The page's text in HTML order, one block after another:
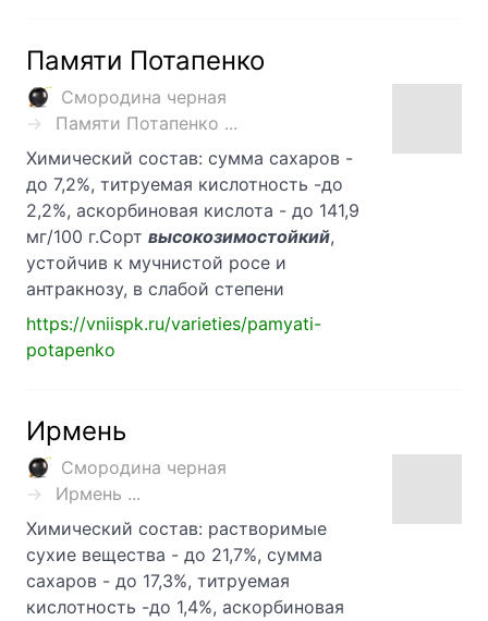
Памяти Потапенко
Смородина черная
Памяти Потапенко ...
Химический состав: сумма сахаров -
до 7,2%, титруемая кислотность -до
2,2%, аскорбиновая кислота - до 141,9
мг/100 г.Сорт высокозимостойкий,
устойчив к мучнистой росе и
антракнозу, в слабой степени
https://vniispk.ru/varieties/pamyati-
potapenko
Ирмень
Смородина черная
Ирмень ...
Химический состав: растворимые
сухие вещества - до 21,7%, сумма
сахаров - до 17,3%, титруемая
кислотность -до 1,4%, аскорбиновая